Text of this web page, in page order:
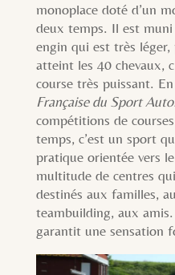
monoplace doté d’un
deux temps. Il est muni
engin qui est très
atteint les 40 chevaux,
course très puissant.
Française du Sport
compétitions de
temps, c’est un sport
pratique orientée vers
multitude de centres
destinés aux familles,
teambuilding, aux
garantit une sensation